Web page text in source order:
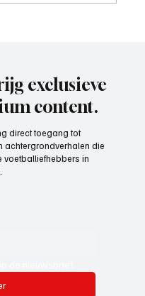
exclusieve
content.
direct toegang tot
achtergrondverhalen die
voetballiefhebbers in